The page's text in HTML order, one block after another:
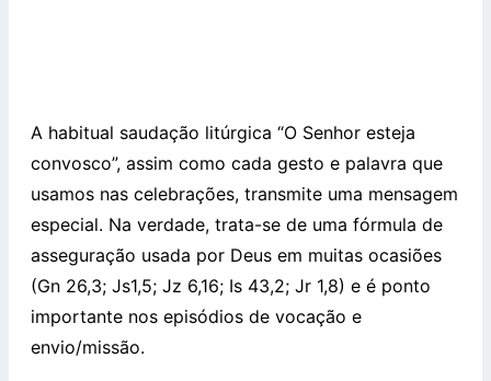
A habitual saudação litúrgica “O Senhor esteja
convosco”, assim como cada gesto e palavra que
usamos nas celebrações, transmite uma mensagem
especial. Na verdade, trata-se de uma fórmula de
asseguração usada por Deus em muitas ocasiões
(Gn 26,3; Js1,5; Jz 6,16; Is 43,2; Jr 1,8) e é ponto
importante nos episódios de vocação e
envio/missão.